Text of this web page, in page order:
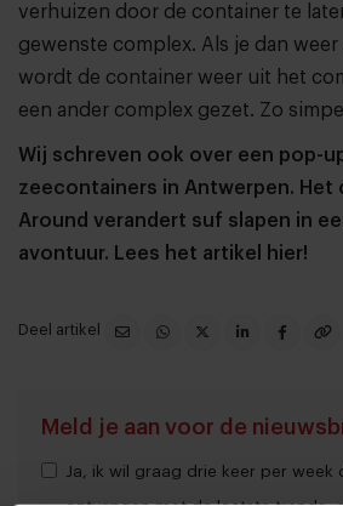
verhuizen door de container te
gewenste complex. Als je dan
wordt de container weer uit het
een ander complex gezet. Zo
Wij schreven ook over een pop-
zeecontainers in Antwerpen. Het
Around verandert suf slapen in
avontuur. Lees het artikel hier!
Deel artikel
Meld je aan voor de
Ja, ik wil graag drie keer per week